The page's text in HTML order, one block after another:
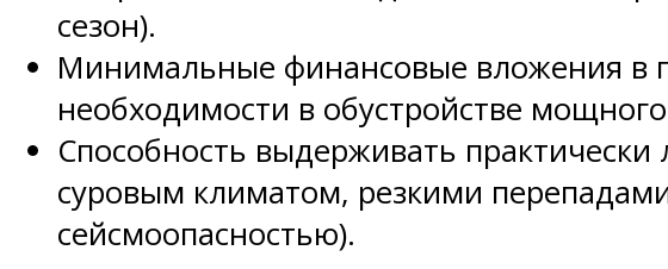
сезон).
Минимальные финансовые вложения в
необходимости в обустройстве
Способность выдерживать практически
суровым климатом, резкими
сейсмоопасностью).